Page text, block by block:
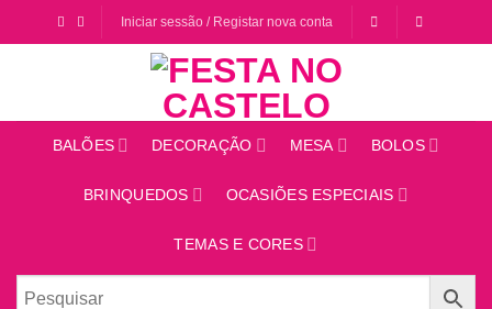
Iniciar sessão / Registar nova conta
BALÕES DECORAÇÃO MESA BOLOS
BRINQUEDOS OCASIÕES ESPECIAIS
TEMAS E CORES